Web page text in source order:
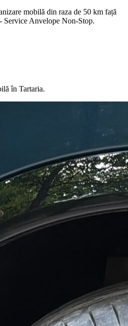
mobilă din raza de 50 km față
Anvelope Non-Stop.
în Tartaria.